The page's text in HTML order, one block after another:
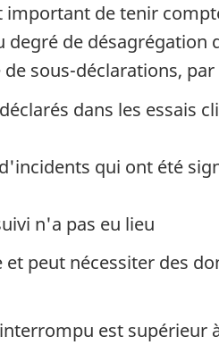
de tenir
de désagrégation
sous-déclarations, par
dans les essais
qui ont été
n'a pas eu lieu
peut nécessiter des
est supérieur